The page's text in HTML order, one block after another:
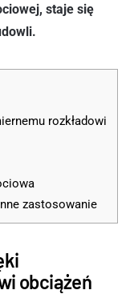
staje się
rozkładowi
zastosowanie
obciążeń